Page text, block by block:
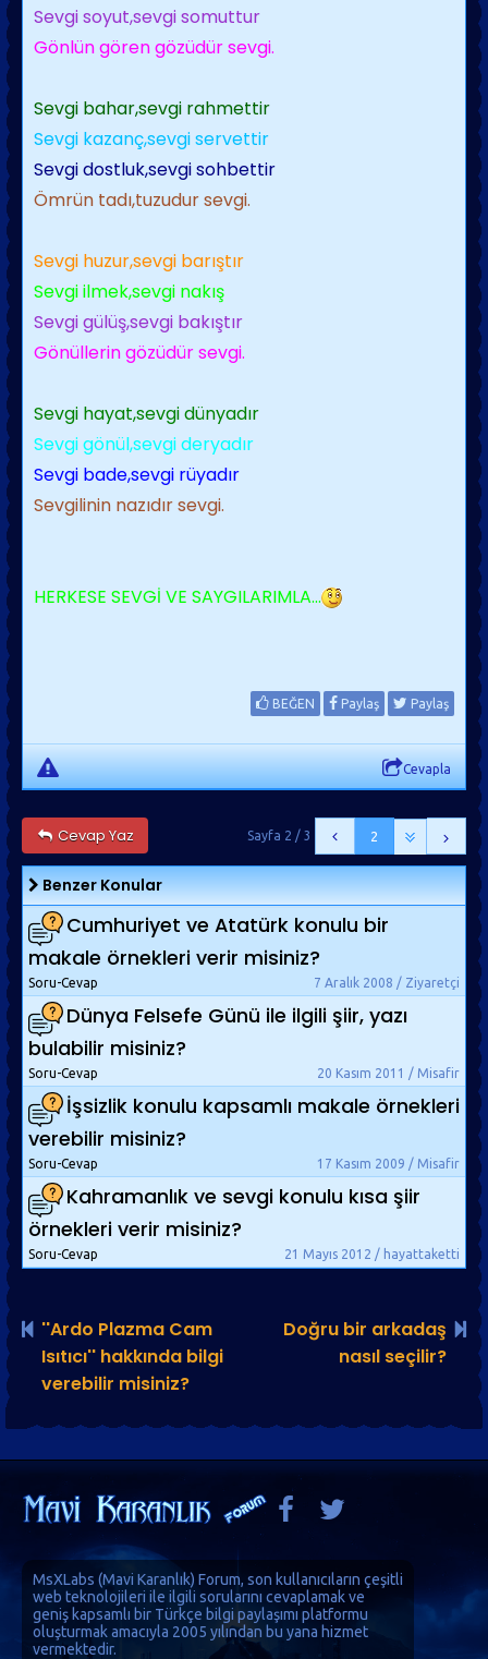
Sevgi soyut,sevgi somuttur
Gönlün gören gözüdür sevgi.
Sevgi bahar,sevgi rahmettir
Sevgi kazanç,sevgi servettir
Sevgi dostluk,sevgi sohbettir
Ömrün tadı,tuzudur sevgi.
Sevgi huzur,sevgi barıştır
Sevgi ilmek,sevgi nakış
Sevgi gülüş,sevgi bakıştır
Gönüllerin gözüdür sevgi.
Sevgi hayat,sevgi dünyadır
Sevgi gönül,sevgi deryadır
Sevgi bade,sevgi rüyadır
Sevgilinin nazıdır sevgi.
HERKESE SEVGİ VE SAYGILARIMLA...
BEĞEN Paylaş Paylaş
Cevapla
Cevap Yaz 2
Sayfa 2 / 3
Benzer Konular
Cumhuriyet ve Atatürk konulu bir
makale örnekleri verir misiniz?
7 Aralık 2008 / Ziyaretçi
Soru-Cevap
Dünya Felsefe Günü ile ilgili şiir, yazı
bulabilir misiniz?
20 Kasım 2011 / Misafir
Soru-Cevap
İşsizlik konulu kapsamlı makale örnekleri
verebilir misiniz?
17 Kasım 2009 / Misafir
Soru-Cevap
Kahramanlık ve sevgi konulu kısa şiir
örnekleri verir misiniz?
21 Mayıs 2012 / hayattaketti
Soru-Cevap
''Ardo Plazma Cam
Isıtıcı'' hakkında bilgi
verebilir misiniz?
Doğru bir arkadaş
nasıl seçilir?
MsXLabs (Mavi Karanlık) Forum, son kullanıcıların çeşitli
web teknolojileri ile ilgili sorularını cevaplamak ve
geniş kapsamlı bir Türkçe bilgi paylaşımı platformu
oluşturmak amacıyla 2005 yılından bu yana hizmet
vermektedir.